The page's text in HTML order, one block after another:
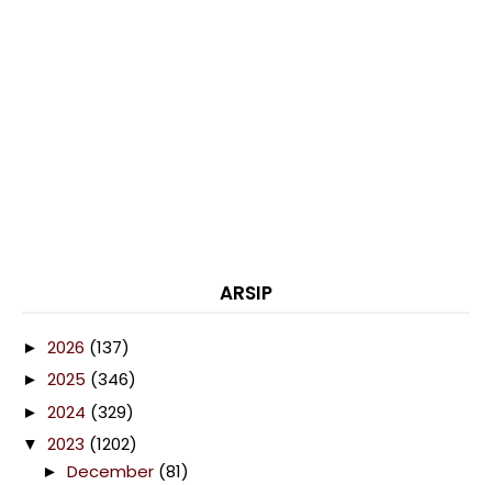
ARSIP
► 2026 (137)
► 2025 (346)
► 2024 (329)
▼ 2023 (1202)
► December (81)